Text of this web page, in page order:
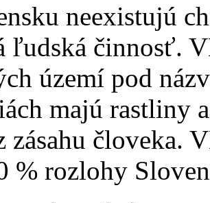
neexistujú
ľudská činnosť.
území pod
majú rastliny
zásahu človeka.
% rozlohy